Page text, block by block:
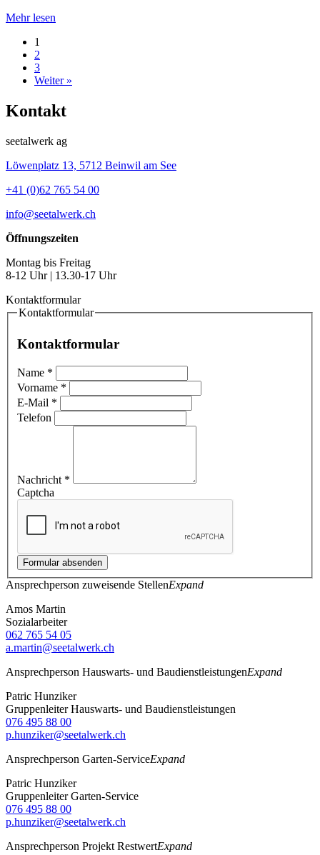
Mehr lesen
1
2
3
Weiter »
Kontakt
seetalwerk ag
Löwenplatz 13, 5712 Beinwil am See
+41 (0)62 765 54 00
info@seetalwerk.ch
Öffnungszeiten
Montag bis Freitag
8-12 Uhr | 13.30-17 Uhr
Kontaktformular
Kontaktformular
Kontaktformular
Name *
Vorname *
E-Mail *
Telefon
Nachricht *
Captcha
Formular absenden
Ansprechperson zuweisende StellenExpand
Amos Martin
Sozialarbeiter
062 765 54 05
a.martin@seetalwerk.ch
Ansprechperson Hauswarts- und BaudienstleistungenExpand
Patric Hunziker
Gruppenleiter Hauswarts- und Baudienstleistungen
076 495 88 00
p.hunziker@seetalwerk.ch
Ansprechperson Garten-ServiceExpand
Patric Hunziker
Gruppenleiter Garten-Service
076 495 88 00
p.hunziker@seetalwerk.ch
Ansprechperson Projekt RestwertExpand